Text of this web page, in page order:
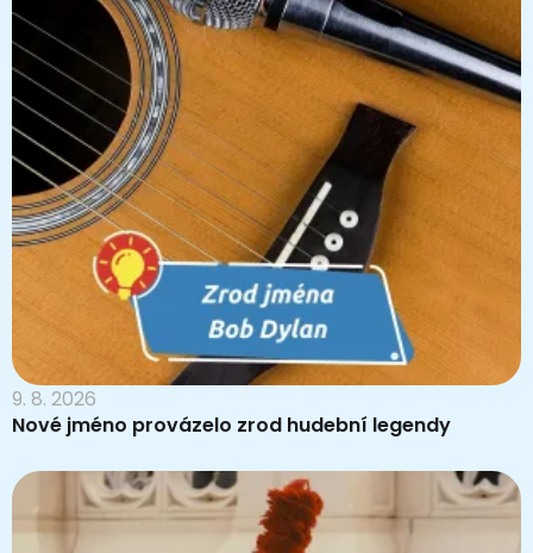
9. 8. 2026
Nové jméno provázelo zrod hudební legendy